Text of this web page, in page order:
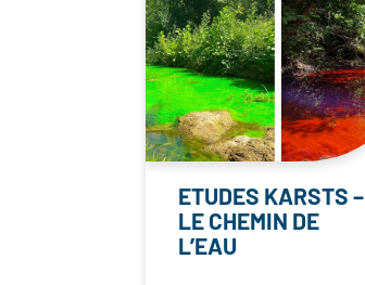
ETUDES KARSTS –
LE CHEMIN DE
L’EAU